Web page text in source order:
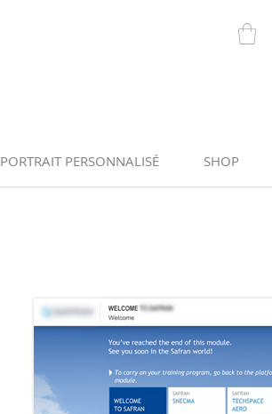
PORTRAIT PERSONNALISÉ SHOP